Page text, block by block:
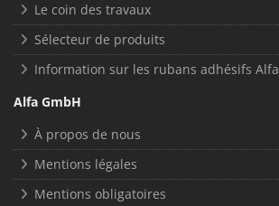
Le coin des travaux
Sélecteur de produits
Information sur les rubans adhésifs Alfa
Alfa GmbH
À propos de nous
Mentions légales
Mentions obligatoires